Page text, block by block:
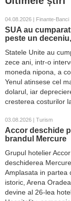
04.08.2026 | Finante-Banci
SUA au
peste un
Statele Unite au
zece ani, intr-o
moneda nipona, a
Yenul atinsese cel
dolarul, iar
cresterea costurilor
03.08.2026 | Turism
Accor deschide
brandul Mercure
Grupul hotelier
deschiderea
Amplasata in partea
istoric, Arena
devine al 26-lea